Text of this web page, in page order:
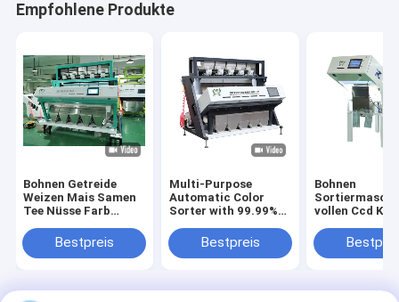
Empfohlene Produkte
Bohnen Getreide
Weizen Mais Samen
Tee Nüsse Farb
Fernbedienung
Bestpreis
Multi-Purpose
Automatic Color
Sorter with 99.99%
and GrainsBestpreis
Bohnen
vollen Ccd
Wenyao
und 220V/